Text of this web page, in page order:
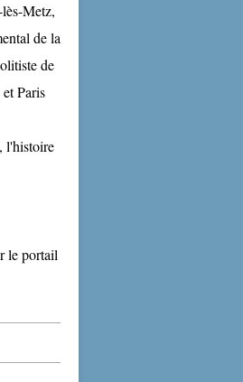
Metz,
de la
de
Paris
l'histoire
le portail